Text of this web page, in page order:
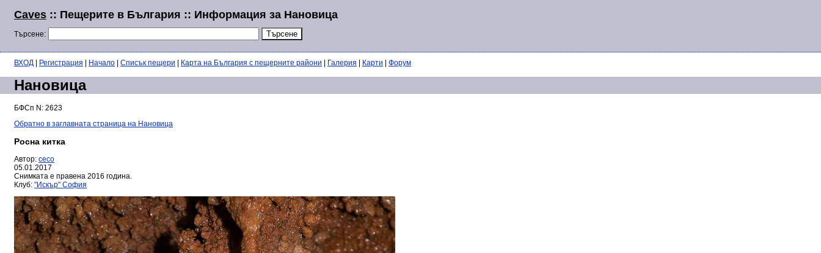
Caves :: Пещерите в България :: Информация за Нановица
Търсене:
ВХОД Регистрация Начало Списък пещери Карта на България с пещерните райони Галерия Карти Форум
Нановица
БФСп N: 2623
Обратно в заглавната страница на Нановица
Росна китка
Автор: ceco
05.01.2017
Снимката е правена 2016 година.
Клуб: "Искър" София